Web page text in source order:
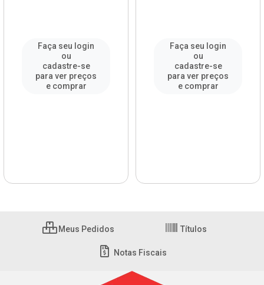
Faça seu login
ou
cadastre-se
para ver preços
e comprar
Faça seu login
ou
cadastre-se
para ver preços
e comprar
Meus Pedidos Títulos
Notas Fiscais